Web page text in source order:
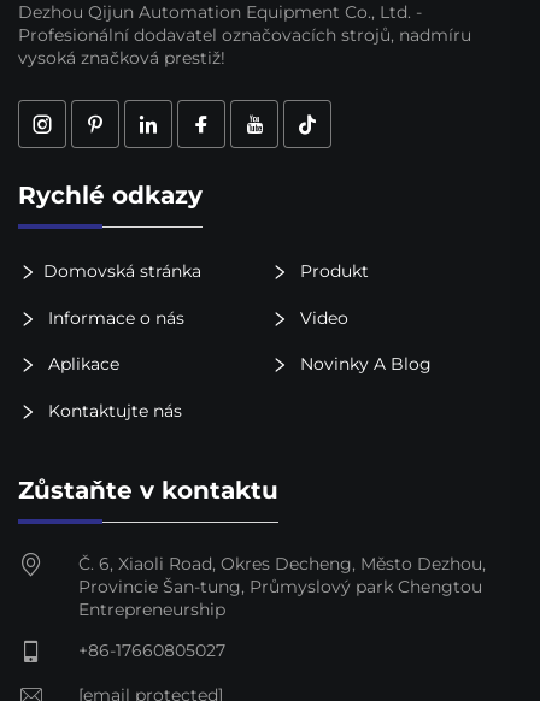
Dezhou Qijun Automation Equipment Co., Ltd. -
Profesionální dodavatel označovacích strojů, nadmíru
vysoká značková prestiž!
Rychlé odkazy
Domovská stránka Produkt
Informace o nás Video
Aplikace Novinky A Blog
Kontaktujte nás
Zůstaňte v kontaktu
Č. 6, Xiaoli Road, Okres Decheng, Město Dezhou,
Provincie Šan-tung, Průmyslový park Chengtou
Entrepreneurship
+86-17660805027
[email protected]